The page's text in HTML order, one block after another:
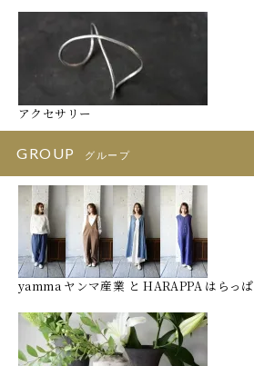
アクセサリー
GROUP グループ
yamma ヤンマ産業 と HARAPPA はらっぱ